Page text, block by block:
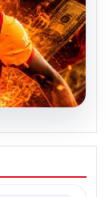
ret!